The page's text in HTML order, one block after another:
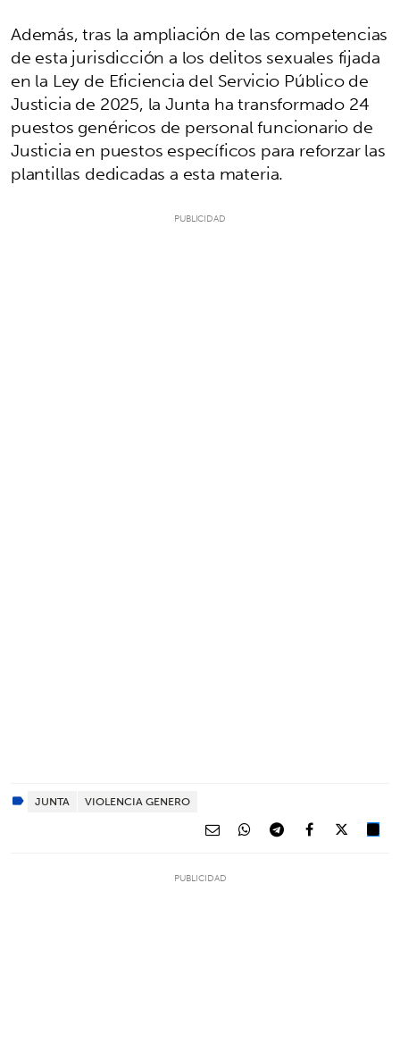
Además, tras la ampliación de las competencias
de esta jurisdicción a los delitos sexuales fijada
en la Ley de Eficiencia del Servicio Público de
Justicia de 2025, la Junta ha transformado 24
puestos genéricos de personal funcionario de
Justicia en puestos específicos para reforzar las
plantillas dedicadas a esta materia.
JUNTA VIOLENCIA GENERO